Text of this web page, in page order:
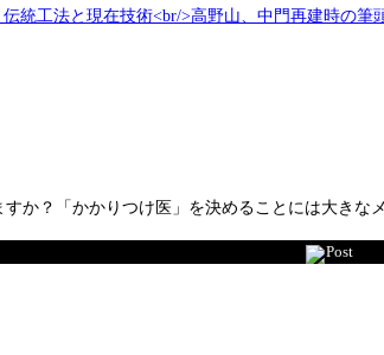
か？「かかりつけ医」を決めることには大き
Post